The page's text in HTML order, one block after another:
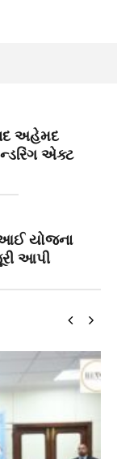
અહેમદ
એક્ટ
યોજના
આપી